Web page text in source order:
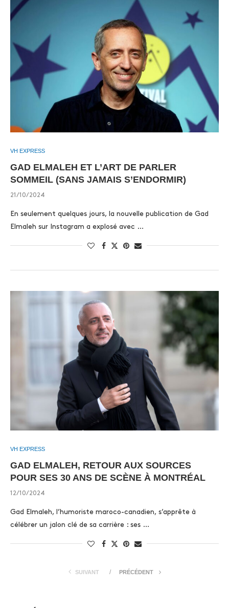
VH EXPRESS
GAD ELMALEH ET L’ART DE PARLER
SOMMEIL (SANS JAMAIS S’ENDORMIR)
21/10/2024
En seulement quelques jours, la nouvelle publication de Gad
Elmaleh sur Instagram a explosé avec …
VH EXPRESS
GAD ELMALEH, RETOUR AUX SOURCES
POUR SES 30 ANS DE SCÈNE À MONTRÉAL
12/10/2024
Gad Elmaleh, l’humoriste maroco-canadien, s’apprête à
célébrer un jalon clé de sa carrière : ses …
SUIVANT PRÉCÉDENT